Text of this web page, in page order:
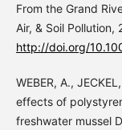
From the Grand
Air, & Soil Pollution,
http://doi.org/
WEBER, A.,
effects of
freshwater mussel